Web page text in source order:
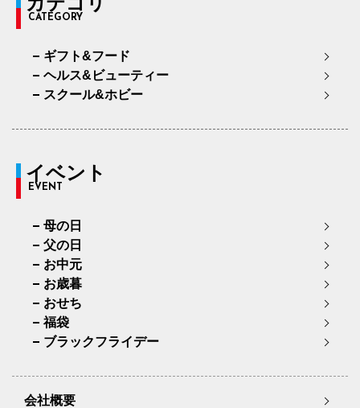
CATEGORY
ギフト&フード
ヘルス&ビューティー
スクール&ホビー
イベント
EVENT
母の日
父の日
お中元
お歳暮
おせち
福袋
ブラックフライデー
会社概要